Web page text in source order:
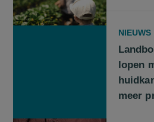
NIEUWS
lopen
meer